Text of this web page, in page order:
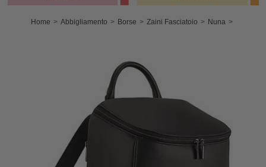
Home Abbigliamento Borse Zaini Fasciatoio Nuna